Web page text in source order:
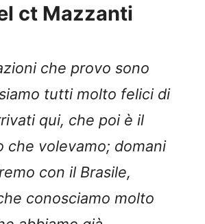
ct Mazzanti
che provo sono
tutti molto felici di
qui, che poi è il
che volevamo; domani
con il Brasile,
conosciamo molto